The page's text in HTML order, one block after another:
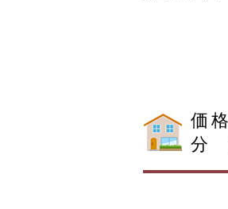
価
分